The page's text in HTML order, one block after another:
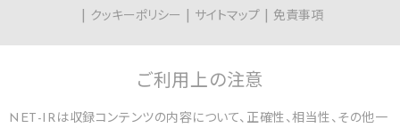
クッキーポリシー
サイトマップ 免責事項
ご利用上の注意
NET-IRは収録コンテンツの内容について、正確性、相当性、その他一